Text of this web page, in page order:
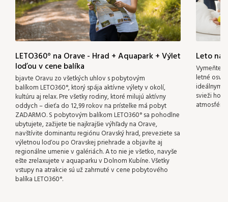
LETO360° na Orave - Hrad + Aquapark + Výlet
loďou v cene balíka
bjavte Oravu zo všetkých uhlov s pobytovým
balíkom LETO360°, ktorý spája aktívne výlety v okolí,
kultúru aj relax. Pre všetky rodiny, ktoré milujú aktívny
oddych – dieťa do 12,99 rokov na prístelke má pobyt
ZADARMO. S pobytovým balíkom LETO360° sa pohodlne
ubytujete, zažijete tie najkrajšie výhľady na Orave,
navštívite dominantu regiónu Oravský hrad, preveziete sa
výletnou loďou po Oravskej priehrade a objavíte aj
regionálne umenie v galériách. A to nie je všetko, navyše
ešte zrelaxujete v aquaparku v Dolnom Kubíne. Všetky
vstupy na atrakcie sú už zahrnuté v cene pobytového
balíka LETO360°.
Leto na
Vymeňte
letné
ideálnym
svieži
atmosféru.